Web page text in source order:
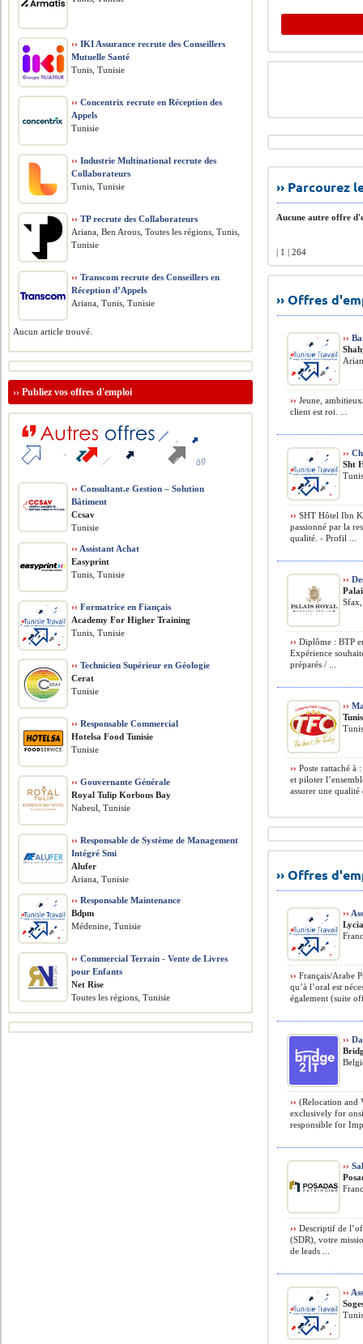
››
Aucune autre offre
| 1 | 264
›› Offres
››
›› Jeune,
client est roi. ...
››
Sht
›› SHT Hôtel Ibn
passionné par la
qualité. › Profil ...
››
›› Diplôme : BTP
Expérience
préparés / ...
››
›› Poste rattaché à
et piloter
assurer une qualité
›› Offres
››
›› Français/Arabe
qu’à l’oral est
également (suite
››
›› (Relocation and
exclusively for
responsible for
››
›› Descriptif de
(SDR), votre
de leads ...
››
›› IKI Assurance recrute des Conseillers
Mutuelle Santé
Tunis, Tunisie
›› Concentrix recrute en Réception des
Appels
Tunisie
›› Industrie Multinational recrute des
Collaborateurs
Tunis, Tunisie
›› TP recrute des Collaborateurs
Ariana, Ben Arous, Toutes les régions, Tunis,
Tunisie
›› Transcom recrute des Conseillers en
Réception d’Appels
Ariana, Tunis, Tunisie
Aucun article trouvé.
››Publiez vos offres d'emploi
›› Consultant.e Gestion – Solution
Bâtiment
Ccsav
Tunisie
›› Assistant Achat
Easyprint
Tunis, Tunisie
›› Formatrice en Fiançais
Academy For Higher Training
Tunis, Tunisie
›› Technicien Supérieur en Géologie
Cerat
Tunisie
›› Responsable Commercial
Hotelsa Food Tunisie
Tunisie
›› Gouvernante Générale
Royal Tulip Korbous Bay
Nabeul, Tunisie
›› Responsable de Système de Management
Intégré Smi
Alufer
Ariana, Tunisie
›› Responsable Maintenance
Bdpm
Médenine, Tunisie
›› Commercial Terrain - Vente de Livres
pour Enfants
Net Rise
Toutes les régions, Tunisie